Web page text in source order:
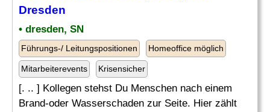
Dresden
• dresden, SN
Führungs-/ Leitungspositionen Homeoffice möglich
Mitarbeiterevents Krisensicher
[. .. ] Kollegen stehst Du Menschen nach einem
Brand-oder Wasserschaden zur Seite. Hier zählt